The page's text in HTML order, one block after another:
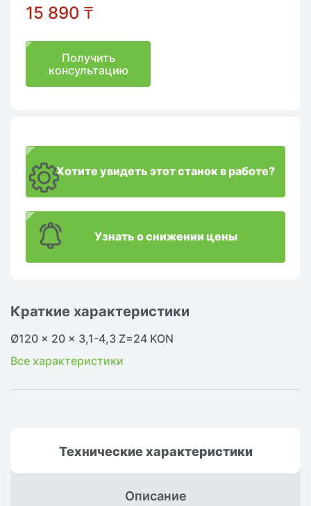
Краткие характеристики
Ø120 x 20 x 3,1-4,3 Z=24 KON
Все характеристики
15 890 ₸
Получить
консультацию
Хотите увидеть этот станок в работе?
Узнать о снижении цены
Техническиехарактеристики
Описание